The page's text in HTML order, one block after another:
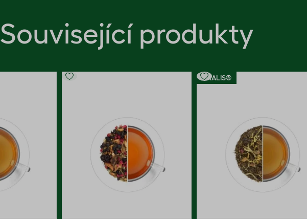
Související produkty
OXALIS®